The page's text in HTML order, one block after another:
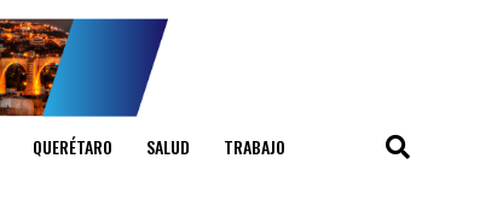
QUERÉTARO SALUD TRABAJO